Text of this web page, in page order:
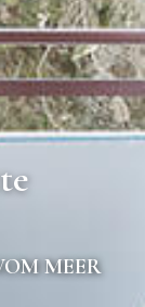
MEER